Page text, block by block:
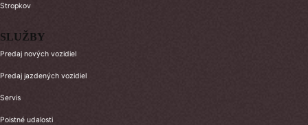
Stropkov
SLUŽBY
Predaj nových vozidiel
Predaj jazdených vozidiel
Servis
Poistné udalosti